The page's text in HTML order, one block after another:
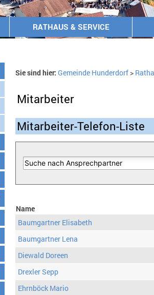
RATHAUS & SERVICE
Sie sind hier: Gemeinde Hunderdorf>
Mitarbeiter
Mitarbeiter-Telefon-Liste
Name
Baumgartner Elisabeth
Baumgartner Lena
Diewald Doreen
Drexler Sepp
Ehrnböck Mario